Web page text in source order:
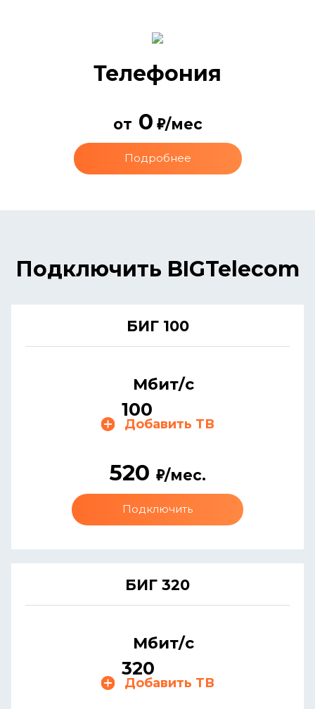
Телефония
от 0 /мес
Подробнее
Подключить BIGTelecom
БИГ 100
100
Мбит/с
Добавить ТВ
520 /мес.
Подключить
БИГ 320
320
Мбит/с
Добавить ТВ